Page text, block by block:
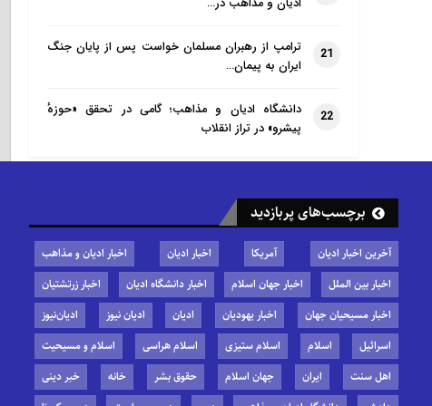
21
ترامپ از رهبران مسلمان خواست پس از پایان جنگ
ایران به پیمان…
22
دانشگاه ادیان و مذاهب؛ گامی در تحقق «حوزهٔ
پیشرو» در تراز انقلاب
برچسب‌های پربازدید
آخرین اخبار ادیان آمریکا اخبار ادیان
اخبار ادیان و مذاهب
اخبار بین الملل
اخبار جهان اسلام اخبار دانشگاه ادیان
اخبار زرتشتیان
اخبار مسیحیان جهان
اخبار یهودیان ادیان ادیان نیوز
ادیان‌نیوز
اسرائیل
اسلام اسلام ستیزی اسلام هراسی
اسلام و مسیحیت
اهل سنت
ایران جهان اسلام حقوق بشر خانه
خبر دینی